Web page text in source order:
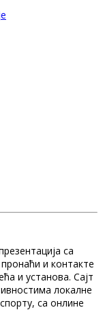
са
и контакте
и установа. Сајт
локалне
са онлине